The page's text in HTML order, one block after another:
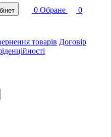
0 Обране
0
товарів Договір